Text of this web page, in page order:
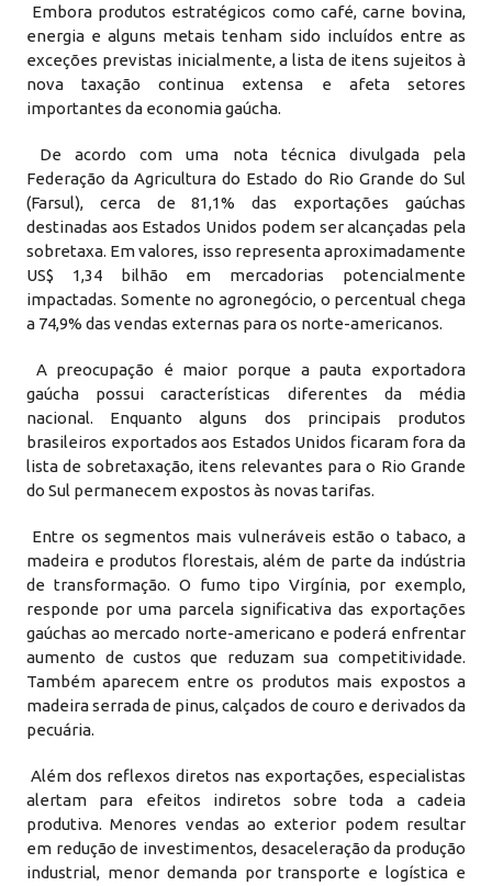
Embora produtos estratégicos como café, carne bovina,
energia e alguns metais tenham sido incluídos entre as
exceções previstas inicialmente, a lista de itens sujeitos à
nova taxação continua extensa e afeta setores
importantes da economia gaúcha.
De acordo com uma nota técnica divulgada pela
Federação da Agricultura do Estado do Rio Grande do Sul
(Farsul), cerca de 81,1% das exportações gaúchas
destinadas aos Estados Unidos podem ser alcançadas pela
sobretaxa. Em valores, isso representa aproximadamente
US$ 1,34 bilhão em mercadorias potencialmente
impactadas. Somente no agronegócio, o percentual chega
a 74,9% das vendas externas para os norte-americanos.
A preocupação é maior porque a pauta exportadora
gaúcha possui características diferentes da média
nacional. Enquanto alguns dos principais produtos
brasileiros exportados aos Estados Unidos ficaram fora da
lista de sobretaxação, itens relevantes para o Rio Grande
do Sul permanecem expostos às novas tarifas.
Entre os segmentos mais vulneráveis estão o tabaco, a
madeira e produtos florestais, além de parte da indústria
de transformação. O fumo tipo Virgínia, por exemplo,
responde por uma parcela significativa das exportações
gaúchas ao mercado norte-americano e poderá enfrentar
aumento de custos que reduzam sua competitividade.
Também aparecem entre os produtos mais expostos a
madeira serrada de pinus, calçados de couro e derivados da
pecuária.
Além dos reflexos diretos nas exportações, especialistas
alertam para efeitos indiretos sobre toda a cadeia
produtiva. Menores vendas ao exterior podem resultar
em redução de investimentos, desaceleração da produção
industrial, menor demanda por transporte e logística e